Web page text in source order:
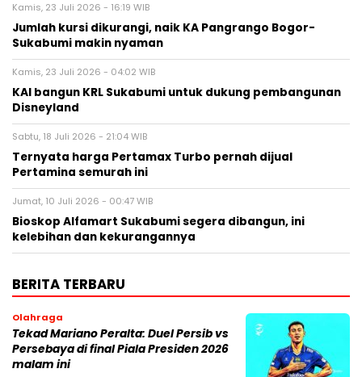
Kamis, 23 Juli 2026 - 16:19 WIB
Jumlah kursi dikurangi, naik KA Pangrango Bogor-
Sukabumi makin nyaman
Kamis, 23 Juli 2026 - 04:02 WIB
KAI bangun KRL Sukabumi untuk dukung pembangunan
Disneyland
Sabtu, 18 Juli 2026 - 21:04 WIB
Ternyata harga Pertamax Turbo pernah dijual
Pertamina semurah ini
Jumat, 10 Juli 2026 - 00:47 WIB
Bioskop Alfamart Sukabumi segera dibangun, ini
kelebihan dan kekurangannya
BERITA TERBARU
Olahraga
Tekad Mariano Peralta: Duel Persib vs
Persebaya di final Piala Presiden 2026
malam ini